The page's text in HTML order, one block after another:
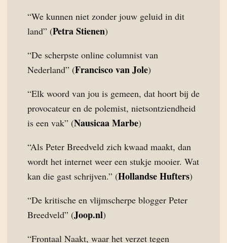
“We kunnen niet zonder jouw geluid in dit
land” (Petra Stienen)
“De scherpste online columnist van
Nederland” (Francisco van Jole)
“Elk woord van jou is gemeen, dat hoort bij de
provocateur en de polemist, nietsontziendheid
is een vak” (Nausicaa Marbe)
“Als Peter Breedveld zich kwaad maakt, dan
wordt het internet weer een stukje mooier. Wat
kan die gast schrijven.” (Hollandse Hufters)
“De kritische en vlijmscherpe blogger Peter
Breedveld” (Joop.nl)
“Frontaal Naakt, waar het verzet tegen